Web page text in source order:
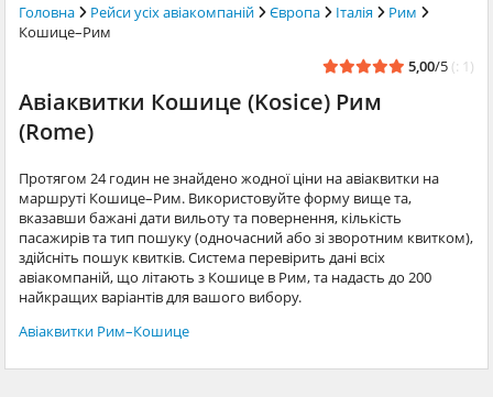
Головна Рейси усіх авіакомпаній Європа Італія
Рим
Кошице–Рим
5,00/5 (: 1)
Авіаквитки Кошице (Kosice) Рим
(Rome)
Протягом 24 годин не знайдено жодної ціни на авіаквитки на
маршруті Кошице–Рим. Використовуйте форму вище та,
вказавши бажані дати вильоту та повернення, кількість
пасажирів та тип пошуку (одночасний або зі зворотним квитком),
здійсніть пошук квитків. Система перевірить дані всіх
авіакомпаній, що літають з Кошице в Рим, та надасть до 200
найкращих варіантів для вашого вибору.
Авіаквитки Рим–Кошице